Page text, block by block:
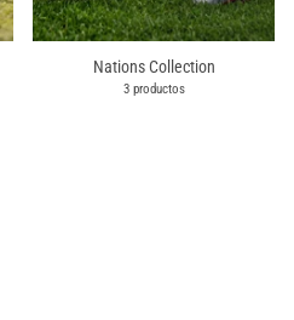
Nations Collection
3 productos